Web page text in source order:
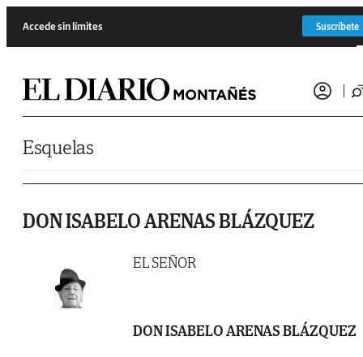
Accede sin límites Suscríbete
Esquelas
DON ISABELO ARENAS BLÁZQUEZ
EL SEÑOR
DON ISABELO ARENAS BLÁZQUEZ